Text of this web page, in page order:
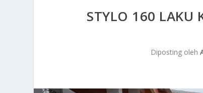
STYLO 160 LAKU
Diposting oleh